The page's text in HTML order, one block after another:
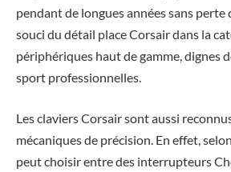
pendant de longues années sans perte
souci du détail place Corsair dans la
périphériques haut de gamme, dignes
sport professionnelles.
Les claviers Corsair sont aussi
mécaniques de précision. En effet,
peut choisir entre des interrupteurs